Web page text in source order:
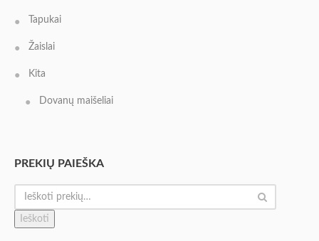
Tapukai
Žaislai
Kita
Dovanų maišeliai
PREKIŲ PAIEŠKA
Ieškoti